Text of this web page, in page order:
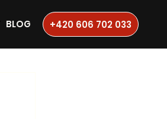
BLOG +420 606 702 033